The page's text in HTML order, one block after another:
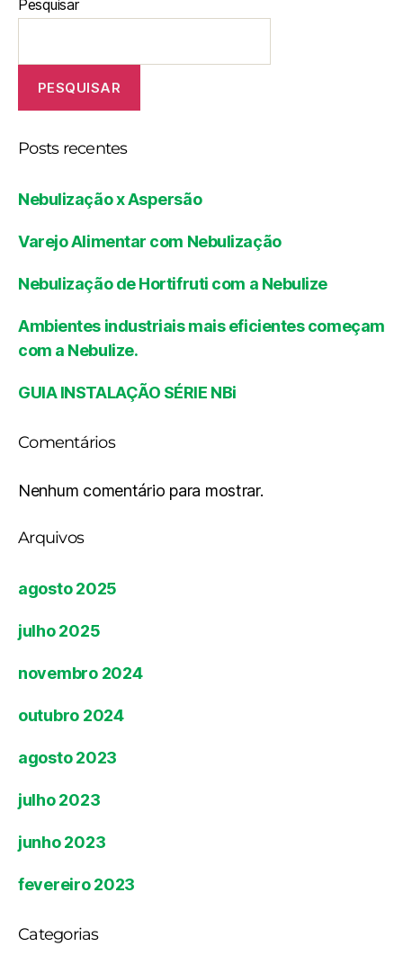
Pesquisar
PESQUISAR
Posts recentes
Nebulização x Aspersão
Varejo Alimentar com Nebulização
Nebulização de Hortifruti com a Nebulize
Ambientes industriais mais eficientes começam
com a Nebulize.
GUIA INSTALAÇÃO SÉRIE NBi
Comentários
Nenhum comentário para mostrar.
Arquivos
agosto 2025
julho 2025
novembro 2024
outubro 2024
agosto 2023
julho 2023
junho 2023
fevereiro 2023
Categorias